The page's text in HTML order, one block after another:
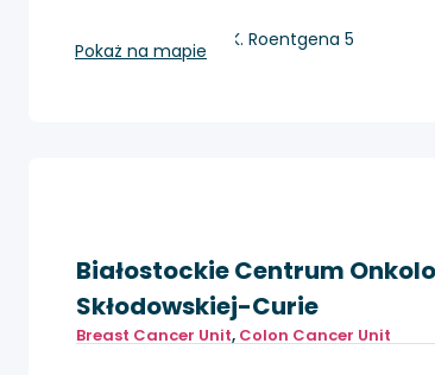
Warszawa, ul. W.K. Roentgena 5
Pokaż na mapie
Białostockie Centrum
Skłodowskiej-Curie
Breast Cancer Unit, Colon Cancer Unit